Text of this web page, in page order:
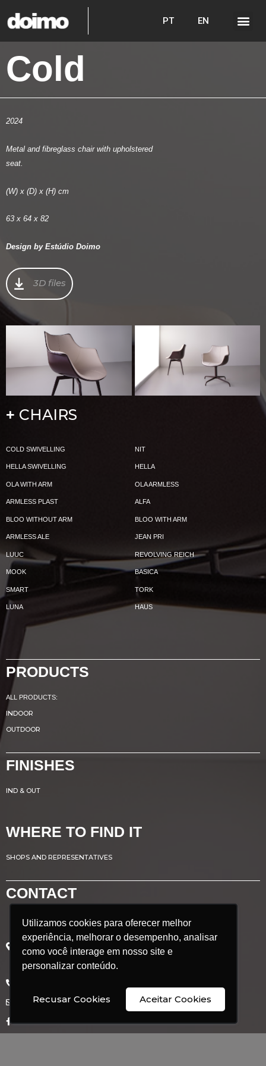
Utilizamos cookies para oferecer melhor
experiência, melhorar o desempenho, analisar
como você interage em nosso site e
personalizar conteúdo.
Recusar Cookies Aceitar Cookies
Utilizamos cookies para oferecer melhor
experiência, melhorar o desempenho, analisar
como você interage em nosso site e
personalizar conteúdo.
Recusar Cookies Aceitar Cookies
PT EN
Cold
2024
Metal and fibreglass chair with upholstered
seat.
(W) x (D) x (H) cm
63 x 64 x 82
Design by Estúdio Doimo
3D files
+ CHAIRS
COLD SWIVELLING NIT
HELLA SWIVELLING HELLA
OLA WITH ARM OLA ARMLESS
ARMLESS PLAST ALFA
BLOO WITHOUT ARM BLOO WITH ARM
ARMLESS ALE JEAN PRI
LUUC REVOLVING REICH
MOOK BASICA
SMART TORK
LUNA HAUS
PRODUCTS
ALL PRODUCTS:
INDOOR
OUTDOOR
FINISHES
IND & OUT
WHERE TO FIND IT
SHOPS AND REPRESENTATIVES
CONTACT
Avenida Renato Azeredo, 435
Ribeirão das Neves - MG
Brazil
POSTCODE: 33.880.302
comercial@doimobrasil.com.br